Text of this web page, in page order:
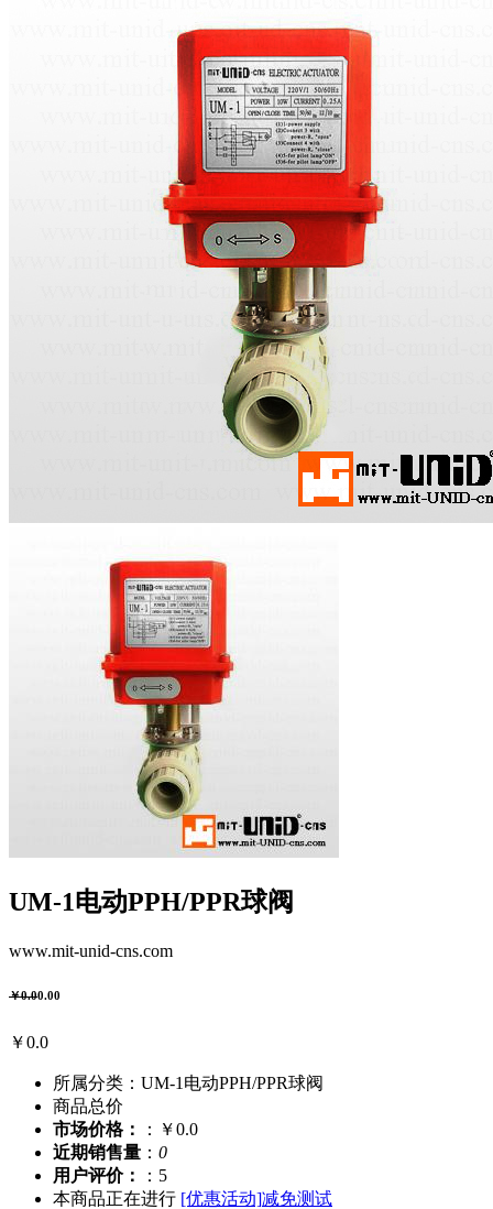
UM-1电动PPH/PPR球阀
www.mit-unid-cns.com
￥0.00.00
￥0.0
所属分类：UM-1电动PPH/PPR球阀
商品总价
市场价格：
：￥0.0
近期销售量 ： 0
用户评价：
：5
本商品正在进行 [优惠活动]减免测试